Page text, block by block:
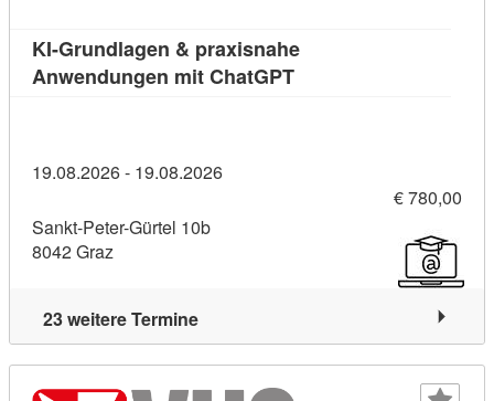
KI-Grundlagen & praxisnahe
Anwendungen mit ChatGPTKursdetail: KI-
19.08.2026 - 19.08.2026
€ 780,00
Sankt-Peter-Gürtel 10b
8042 Graz
23 weitere Termine